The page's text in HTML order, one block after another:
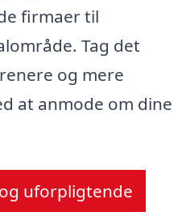
firmaer til
Tag det
og mere
at anmode om dine
uforpligtende